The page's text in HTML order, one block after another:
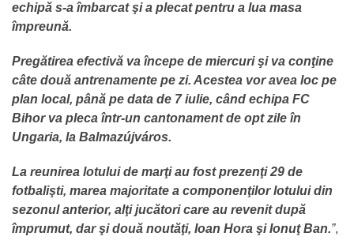
echipă s-a îmbarcat şi a plecat pentru a lua masa
împreună.
Pregătirea efectivă va începe de miercuri şi va conţine
câte două antrenamente pe zi. Acestea vor avea loc pe
plan local, până pe data de 7 iulie, când echipa FC
Bihor va pleca într-un cantonament de opt zile în
Ungaria, la Balmazújváros.
La reunirea lotului de marţi au fost prezenţi 29 de
fotbalişti, marea majoritate a componenţilor lotului din
sezonul anterior, alţi jucători care au revenit după
împrumut, dar şi două noutăţi, Ioan Hora şi Ionuţ Ban.”,